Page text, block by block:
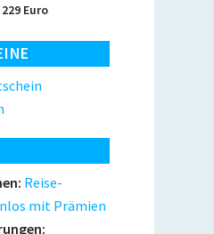
Euro
Reise-
mit Prämien